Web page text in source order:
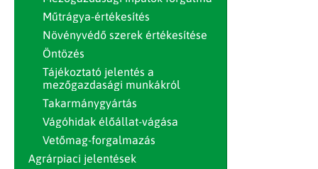
Műtrágya-értékesítés
Növényvédő szerek értékesítése
Öntözés
Tájékoztató jelentés a
mezőgazdasági munkákról
Takarmánygyártás
Vágóhidak élőállat-vágása
Vetőmag-forgalmazás
Agrárpiaci jelentések